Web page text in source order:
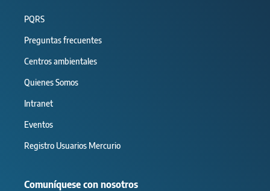
PQRS
Preguntas frecuentes
Centros ambientales
Quienes Somos
Intranet
Eventos
Registro Usuarios Mercurio
Comuníquese con nosotros